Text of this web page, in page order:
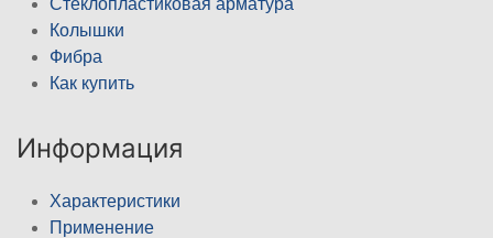
Стеклопластиковая арматура
Колышки
Фибра
Как купить
Информация
Характеристики
Применение